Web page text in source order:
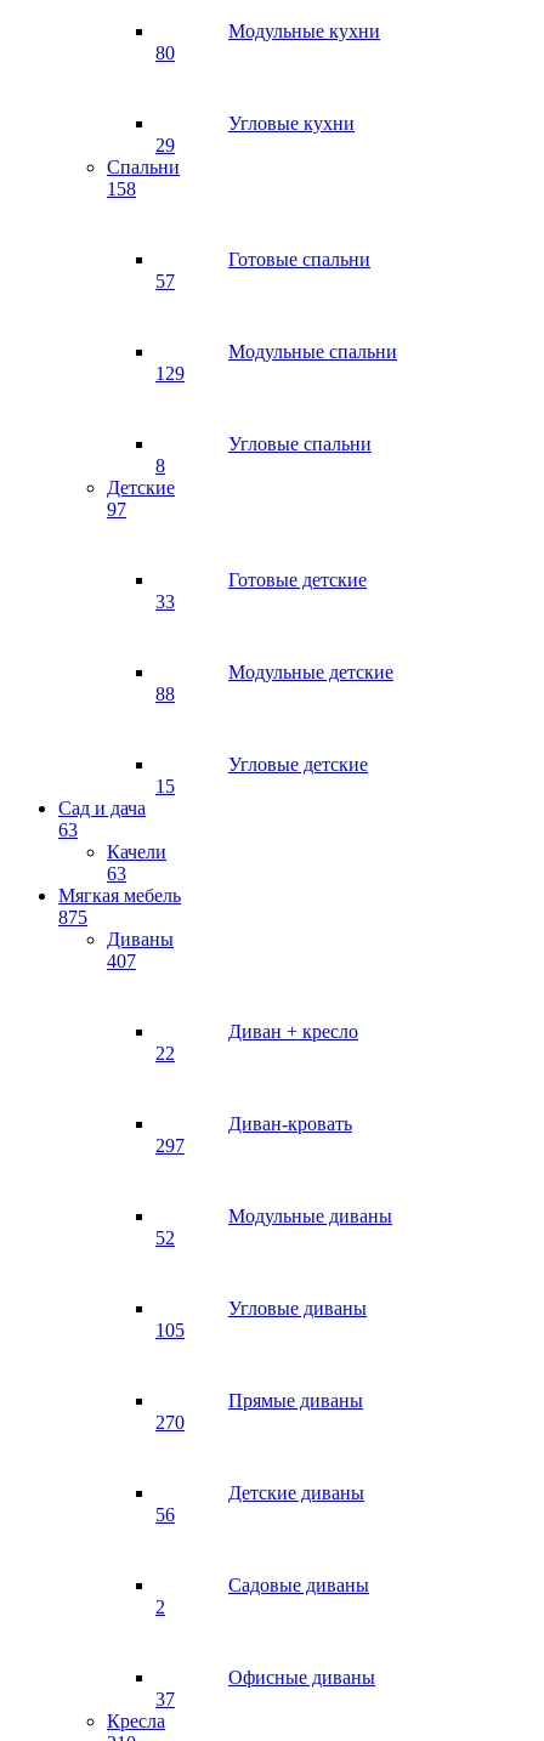
Модульные кухни
80
Угловые кухни
29
Спальни
158
Готовые спальни
57
Модульные спальни
129
Угловые спальни
8
Детские
97
Готовые детские
33
Модульные детские
88
Угловые детские
15
Сад и дача
63
Качели
63
Мягкая мебель
875
Диваны
407
Диван + кресло
22
Диван-кровать
297
Модульные диваны
52
Угловые диваны
105
Прямые диваны
270
Детские диваны
56
Садовые диваны
2
Офисные диваны
37
Кресла